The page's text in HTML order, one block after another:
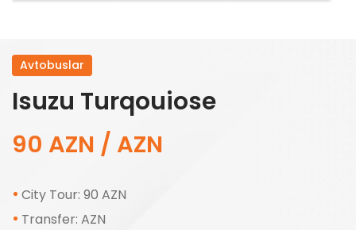
Avtobuslar
Isuzu Turqouiose
90 AZN / AZN
City Tour: 90 AZN
Transfer: AZN